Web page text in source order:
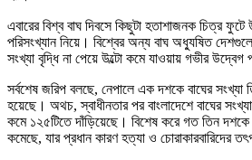
এবারের বিশ্ব বাঘ দিবসে কিছুটা হতাশাজনক চিত্র ফুটে
পরিসংখ্যান নিয়ে। বিশ্বের অন্য বাঘ অধ্যুষিত
সংখ্যা বৃদ্ধি না পেয়ে উল্টো কমে যাওয়ায় গভীর উদ্বেগ
সর্বশেষ জরিপ বলছে, নেপালে এক দশকে বাঘের সংখ্যা
হয়েছে। অথচ, স্বাধীনতার পর বাংলাদেশে বাঘের
কমে ১২৫টিতে দাঁড়িয়েছে। বিশেষ করে গত তিন দশকে
কমেছে, যার প্রধান কারণ হত্যা ও চোরাকারবারিদের